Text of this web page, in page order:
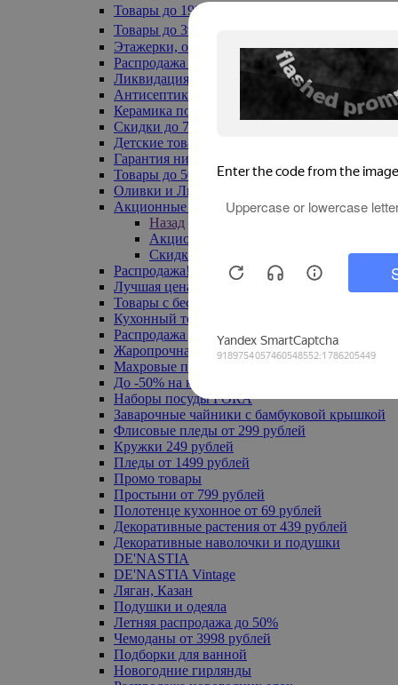
Товары до 199₽
Товары до 399₽
Этажерки, обувницы
Распродажа текстиля до -50%
Ликвидация до -70%
Антисептики
Керамика по 129 руб
Скидки до 70%
Детские товары
Гарантия низкой цены
Товары до 500 руб
Оливки и Лимоны
Акционные товары
Назад
Акционные товары
Скидка 20% по промокоду
Распродажа! Ульяновск до -70%
Лучшая цена
Товары с бесплатной доставкой
Кухонный текстиль
Распродажа до -50%
Жаропрочная посуда
Махровые полотенца
До -50% на ковры
Наборы посуды FORA
Заварочные чайники с бамбуковой крышкой
Флисовые пледы от 299 рублей
Кружки 249 рублей
Пледы от 1499 рублей
Промо товары
Простыни от 799 рублей
Полотенце кухонное от 69 рублей
Декоративные растения от 439 рублей
Декоративные наволочки и подушки
DE'NASTIA
DE'NASTIA Vintage
Ляган, Казан
Подушки и одеяла
Летняя распродажа до 50%
Чемоданы от 3998 рублей
Подборки для ванной
Новогодние гирлянды